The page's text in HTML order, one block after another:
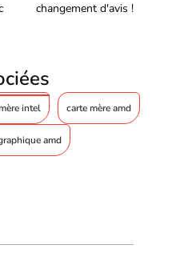
x 120 x 50 mm
Carte seule : 0,898 kg
avec emballage : 1,485
Asus
graphique Asus
changement d'avis !
intel carte mère amd
amd